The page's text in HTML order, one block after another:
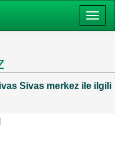
Sivas merkez ile ilgili